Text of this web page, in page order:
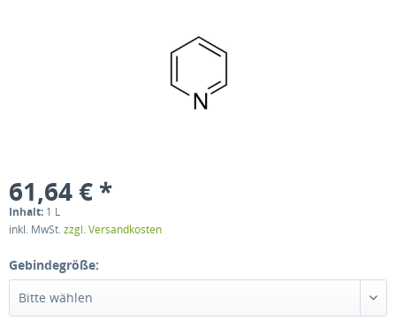
61,64 € *
Inhalt: 1 L
inkl. MwSt.zzgl. Versandkosten
Gebindegröße:
Bitte wählen